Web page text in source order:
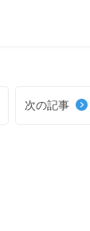
次の記事